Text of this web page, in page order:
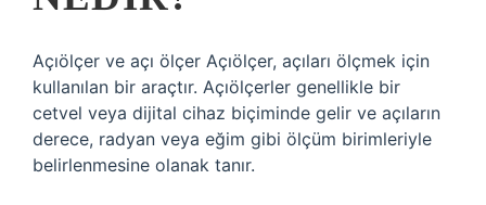
Açıölçer ve açı ölçer Açıölçer, açıları ölçmek için
kullanılan bir araçtır. Açıölçerler genellikle bir
cetvel veya dijital cihaz biçiminde gelir ve açıların
derece, radyan veya eğim gibi ölçüm birimleriyle
belirlenmesine olanak tanır.